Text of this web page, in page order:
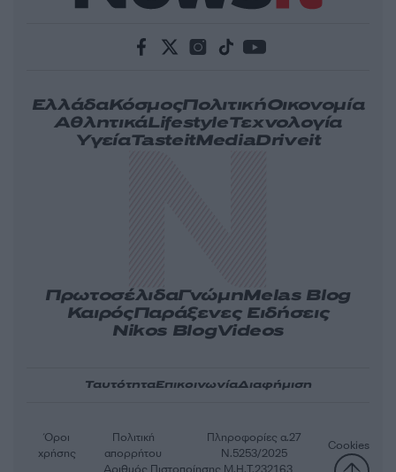
ΕλλάδαΚόσμοςΠολιτικήΟικονομία
ΑθλητικάLifestyleΤεχνολογία
ΥγείαTasteitMediaDriveit
ΠρωτοσέλιδαΓνώμηMelas Blog
ΚαιρόςΠαράξενες Ειδήσεις
Nikos BlogVideos
ΤαυτότηταΕπικοινωνίαΔιαφήμιση
Όροι
χρήσης
Πολιτική
απορρήτου
Πληροφορίες α.27
Ν.5253/2025
Cookies